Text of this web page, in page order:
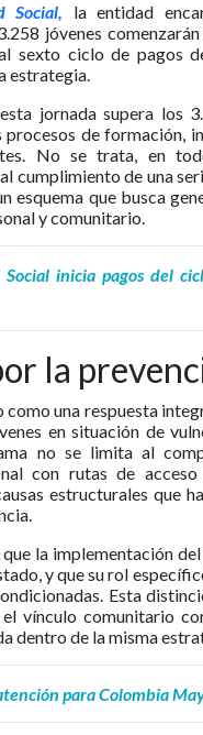
Social, la entidad
jóvenes
sexto ciclo de pagos
estrategia.
jornada supera los
de formación,
No se trata, en
cumplimiento de una
esquema que busca
y comunitario.
Social inicia pagos del
la
como una respuesta
en situación de
no se limita al
con rutas de
estructurales que
la implementación
y que su rol
Esta
vínculo comunitario
dentro de la misma
para Colombia